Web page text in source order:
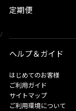
/
定期便
ヘルプ＆ガイド
はじめてのお客様
ご利用ガイド
サイトマップ
ご利用環境について